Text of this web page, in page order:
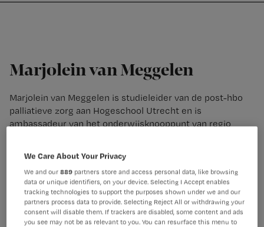
Nursing
Marjolein van Meggelen
Marjolein van Meggelen is studieleider van de post-hbo
palliatieve zorg aan Hogeschool Utrecht en is
ambassadeur van het onderwijsknooppunt van regio
ze vele jaren ervaring als docent palliatieve zorg.
We Care About Your Privacy
We and our889 partners store and access personal data, like browsing
data or unique identifiers, on your device. Selecting I Accept enables
tracking technologies to support the purposes shown under we and our
partners process data to provide. Selecting Reject All or withdrawing your
consent will disable them. If trackers are disabled, some content and ads
you see may not be as relevant to you. You can resurface this menu to